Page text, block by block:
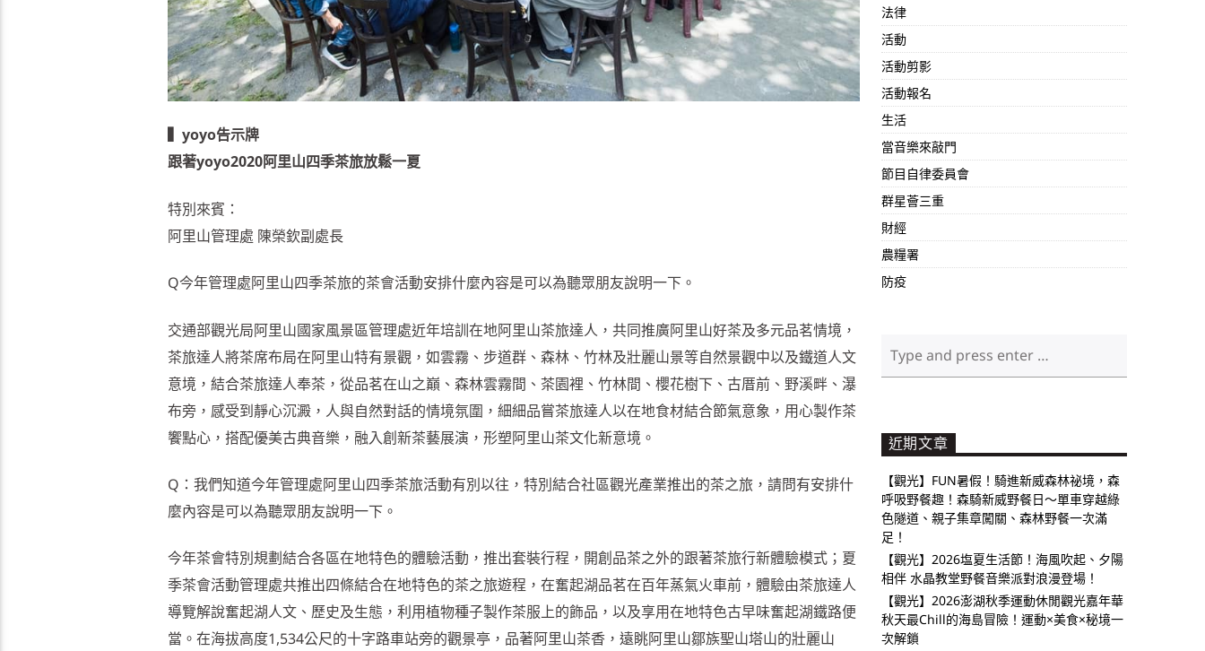
▍yoyo告示牌
跟著yoyo2020阿里山四季茶旅放鬆一夏
特別來賓：
阿里山管理處 陳榮欽副處長
Q今年管理處阿里山四季茶旅的茶會活動安排什麼內容是可以為聽眾朋友說明一下。
交通部觀光局阿里山國家風景區管理處近年培訓在地阿里山茶旅達人，共同推廣阿里山好茶及多元品茗情境，
茶旅達人將茶席布局在阿里山特有景觀，如雲霧、步道群、森林、竹林及壯麗山景等自然景觀中以及鐵道人文
意境，結合茶旅達人奉茶，從品茗在山之巔、森林雲霧間、茶園裡、竹林間、櫻花樹下、古厝前、野溪畔、瀑
布旁，感受到靜心沉澱，人與自然對話的情境氛圍，細細品嘗茶旅達人以在地食材結合節氣意象，用心製作茶
饗點心，搭配優美古典音樂，融入創新茶藝展演，形塑阿里山茶文化新意境。
Q：我們知道今年管理處阿里山四季茶旅活動有別以往，特別結合社區觀光產業推出的茶之旅，請問有安排什
麼內容是可以為聽眾朋友說明一下。
今年茶會特別規劃結合各區在地特色的體驗活動，推出套裝行程，開創品茶之外的跟著茶旅行新體驗模式；夏
季茶會活動管理處共推出四條結合在地特色的茶之旅遊程，在奮起湖品茗在百年蒸氣火車前，體驗由茶旅達人
導覽解說奮起湖人文、歷史及生態，利用植物種子製作茶服上的飾品，以及享用在地特色古早味奮起湖鐵路便
當。在海拔高度1,534公尺的十字路車站旁的觀景亭，品著阿里山茶香，遠眺阿里山鄒族聖山塔山的壯麗山
法律
活動
活動剪影
活動報名
生活
當音樂來敲門
節目自律委員會
群星薈三重
財經
農糧署
防疫
近期文章
【觀光】FUN暑假！騎進新威森林祕境，森
呼吸野餐趣！森騎新威野餐日～單車穿越綠
色隧道、親子集章闖關、森林野餐一次滿
足！
【觀光】2026塩夏生活節！海風吹起、夕陽
相伴 水晶教堂野餐音樂派對浪漫登場！
【觀光】2026澎湖秋季運動休閒觀光嘉年華
秋天最Chill的海島冒險！運動×美食×秘境一
次解鎖